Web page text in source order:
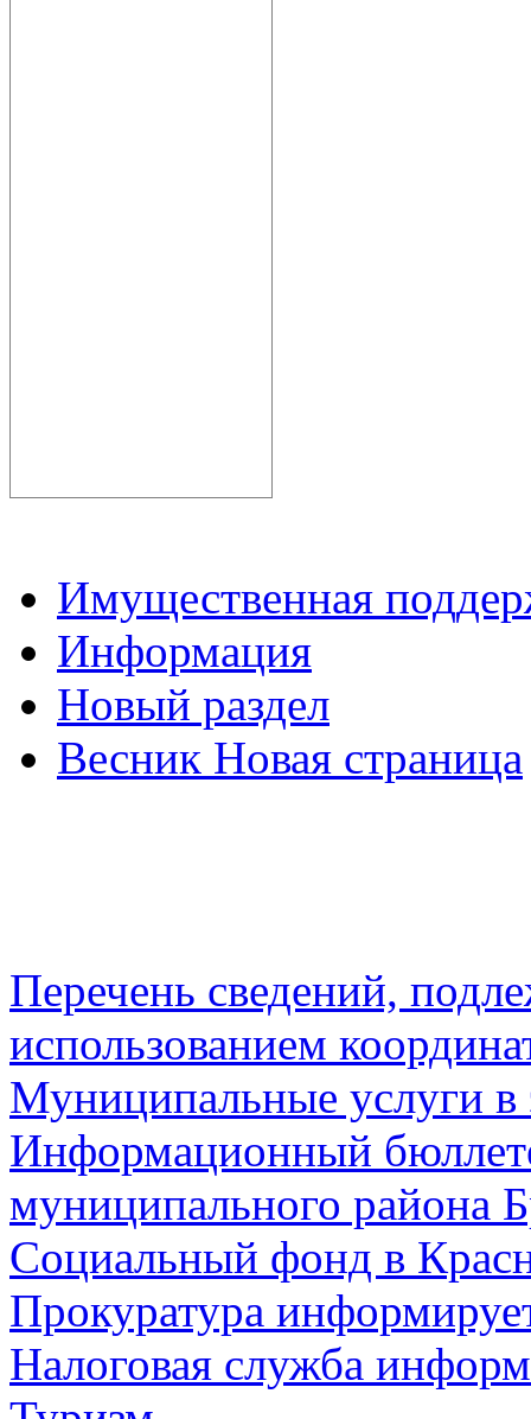
Имущественная
Информация
Новый раздел
Весник Новая страница
Перечень сведений,
использованием
Муниципальные услуги в
Информационный
муниципального района
Социальный фонд в
Прокуратура
Налоговая служба